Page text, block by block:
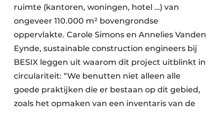
Metaalrecyclage
Papierafval
Textielrecyclage
ruimte (kantoren, woningen, hotel …) van
ongeveer 110.000 m² bovengrondse
oppervlakte. Carole Simons en Annelies Vanden
Eynde, sustainable construction engineers bij
BESIX leggen uit waarom dit project uitblinkt in
circulariteit: “We benutten niet alleen alle
goede praktijken die er bestaan op dit gebied,
zoals het opmaken van een inventaris van de